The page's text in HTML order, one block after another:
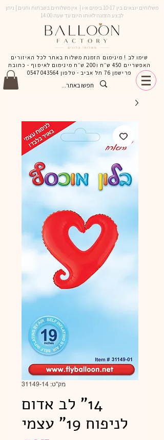
משלוחים יוצאים בין 10-17 בימים א-ו | אין משלוחים בשבתות וחגים | ניתן
לבצע הזמנה לאותו היום עד שעה 14:00
שימו לב ! מינימום הזמנת משלוח באתר לכל האיזורים
האפשריים 450 ש״ח ו200 ש״ח מינימום לאיסוף - כתובת
פרישמן 76 תל אביב - טלפון
0547043564
מק"ט: 31149-14
14" לב אדום
לניפוח 19" עצמי